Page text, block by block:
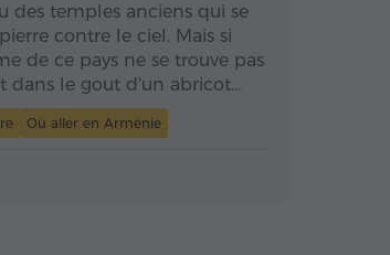
des temples anciens qui se
contre le ciel. Mais si
de ce pays ne se trouve pas
dans le gout d'un abricot…
Où aller en Arménie